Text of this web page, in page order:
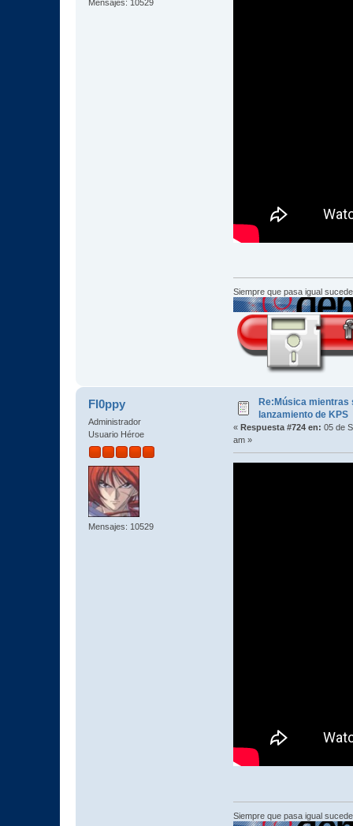
Mensajes: 10529
Siempre que pasa igual
Fl0ppy
Administrador
Usuario Héroe
Mensajes: 10529
Re:Música mientras
lanzamiento de KPS
« Respuesta #724 en: 05 de
am »
Siempre que pasa igual